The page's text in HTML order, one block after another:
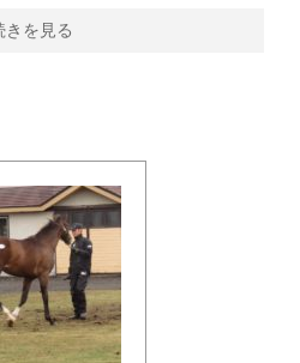
きを見る